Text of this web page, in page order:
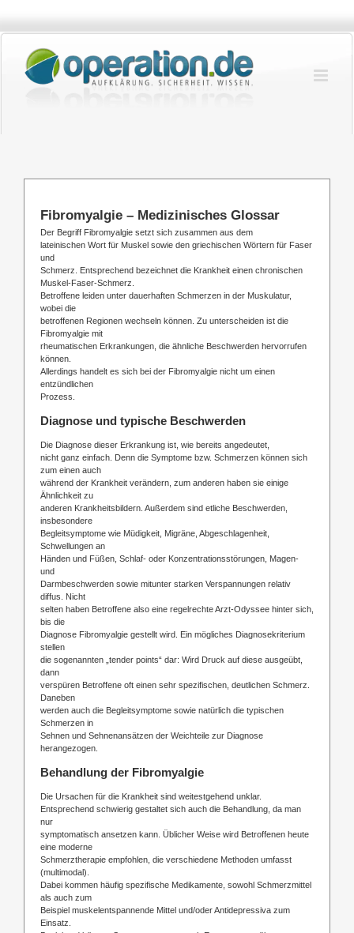
springen
Fibromyalgie – Medizinisches Glossar
Der Begriff Fibromyalgie setzt sich zusammen aus dem
lateinischen Wort für Muskel sowie den griechischen Wörtern für Faser
und
Schmerz. Entsprechend bezeichnet die Krankheit einen chronischen
Muskel-Faser-Schmerz.
Betroffene leiden unter dauerhaften Schmerzen in der Muskulatur,
wobei die
betroffenen Regionen wechseln können. Zu unterscheiden ist die
Fibromyalgie mit
rheumatischen Erkrankungen, die ähnliche Beschwerden hervorrufen
können.
Allerdings handelt es sich bei der Fibromyalgie nicht um einen
entzündlichen
Prozess.
Diagnose und typische Beschwerden
Die Diagnose dieser Erkrankung ist, wie bereits angedeutet,
nicht ganz einfach. Denn die Symptome bzw. Schmerzen können sich
zum einen auch
während der Krankheit verändern, zum anderen haben sie einige
Ähnlichkeit zu
anderen Krankheitsbildern. Außerdem sind etliche Beschwerden,
insbesondere
Begleitsymptome wie Müdigkeit, Migräne, Abgeschlagenheit,
Schwellungen an
Händen und Füßen, Schlaf- oder Konzentrationsstörungen, Magen-
und
Darmbeschwerden sowie mitunter starken Verspannungen relativ
diffus. Nicht
selten haben Betroffene also eine regelrechte Arzt-Odyssee hinter sich,
bis die
Diagnose Fibromyalgie gestellt wird. Ein mögliches Diagnosekriterium
stellen
die sogenannten „tender points“ dar: Wird Druck auf diese ausgeübt,
dann
verspüren Betroffene oft einen sehr spezifischen, deutlichen Schmerz.
Daneben
werden auch die Begleitsymptome sowie natürlich die typischen
Schmerzen in
Sehnen und Sehnenansätzen der Weichteile zur Diagnose
herangezogen.
Behandlung der Fibromyalgie
Die Ursachen für die Krankheit sind weitestgehend unklar.
Entsprechend schwierig gestaltet sich auch die Behandlung, da man
nur
symptomatisch ansetzen kann. Üblicher Weise wird Betroffenen heute
eine moderne
Schmerztherapie empfohlen, die verschiedene Methoden umfasst
(multimodal).
Dabei kommen häufig spezifische Medikamente, sowohl Schmerzmittel
als auch zum
Beispiel muskelentspannende Mittel und/oder Antidepressiva zum
Einsatz.